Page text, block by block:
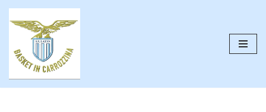
contenuto